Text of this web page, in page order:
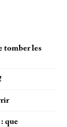
tomber les
que